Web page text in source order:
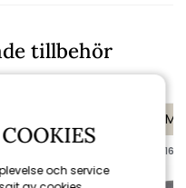
tillbehör
till 16/8
och service